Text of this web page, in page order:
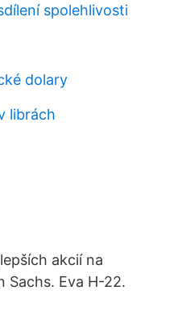
spolehlivosti
dolary
librách
akcií na
Sachs. Eva H-22.